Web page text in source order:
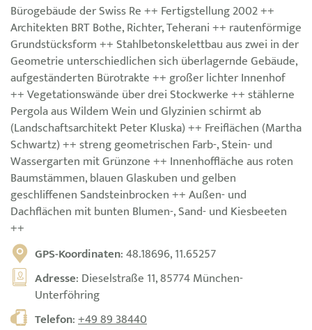
Bürogebäude der Swiss Re ++ Fertigstellung 2002 ++
Architekten BRT Bothe, Richter, Teherani ++ rautenförmige
Grundstücksform ++ Stahlbetonskelettbau aus zwei in der
Geometrie unterschiedlichen sich überlagernde Gebäude,
aufgeständerten Bürotrakte ++ großer lichter Innenhof
++ Vegetationswände über drei Stockwerke ++ stählerne
Pergola aus Wildem Wein und Glyzinien schirmt ab
(Landschaftsarchitekt Peter Kluska) ++ Freiflächen (Martha
Schwartz) ++ streng geometrischen Farb-, Stein- und
Wassergarten mit Grünzone ++ Innenhoffläche aus roten
Baumstämmen, blauen Glaskuben und gelben
geschliffenen Sandsteinbrocken ++ Außen- und
Dachflächen mit bunten Blumen-, Sand- und Kiesbeeten
++
GPS-Koordinaten: 48.18696, 11.65257
Adresse: Dieselstraße 11, 85774 München-
Unterföhring
Telefon:+49 89 38440